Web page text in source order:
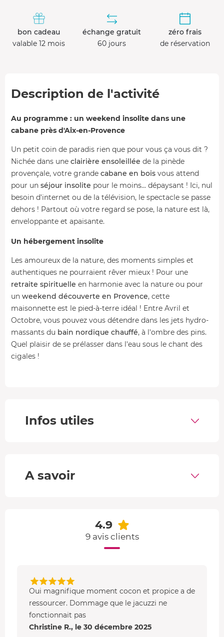
bon cadeau
valable 12 mois
échange gratuit
60 jours
zéro frais
de réservation
Description de l'activité
Au programme : un weekend insolite dans une
cabane près d'Aix-en-Provence
Un petit coin de paradis rien que pour vous ça vous dit ?
Nichée dans une clairière ensoleillée de la pinède
provençale, votre grande cabane en bois vous attend
pour un séjour insolite pour le moins... dépaysant ! Ici, nul
besoin d'internet ou de la télévision, le spectacle se passe
dehors ! Partout où votre regard se pose, la nature est là,
enveloppante et apaisante.
Un hébergement insolite
Les amoureux de la nature, des moments simples et
authentiques ne pourraient rêver mieux ! Pour une
retraite spirituelle en harmonie avec la nature ou pour
un weekend découverte en Provence, cette
maisonnette est le pied-à-terre idéal ! Entre Avril et
Octobre, vous pouvez vous détendre dans les jets hydro-
massants du bain nordique chauffé, à l'ombre des pins.
Quel plaisir de se prélasser dans l'eau sous le chant des
cigales !
cuisine entièrement équipée avec micro-onde, plaque de
Infos utiles
A savoir
4.9
9 avis clients
Oui magnifique moment cocon et propice a de
ressourcer. Dommage que le jacuzzi ne
fonctionnait pas
Christine R., le 30 décembre 2025